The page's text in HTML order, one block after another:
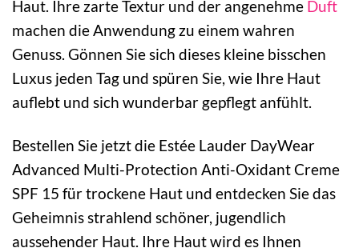
Haut. Ihre zarte Textur und der angenehme Duft
machen die Anwendung zu einem wahren
Genuss. Gönnen Sie sich dieses kleine bisschen
Luxus jeden Tag und spüren Sie, wie Ihre Haut
auflebt und sich wunderbar gepflegt anfühlt.
Bestellen Sie jetzt die Estée Lauder DayWear
Advanced Multi-Protection Anti-Oxidant Creme
SPF 15 für trockene Haut und entdecken Sie das
Geheimnis strahlend schöner, jugendlich
aussehender Haut. Ihre Haut wird es Ihnen